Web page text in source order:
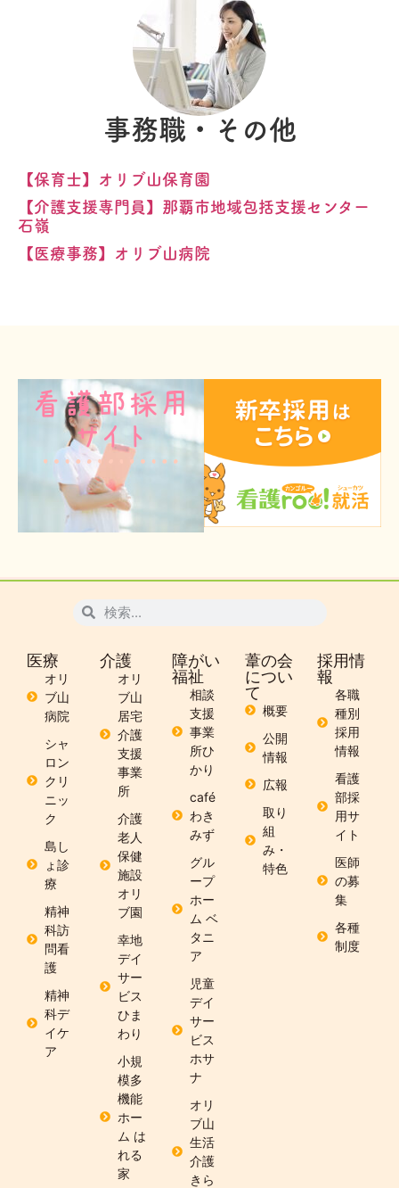
事務職・その他
【保育士】オリブ山保育園
【介護支援専門員】那覇市地域包括支援センター
石嶺
【医療事務】オリブ山病院
看護部採用
サイト
医療
オリ
ブ山
病院
シャ
ロン
クリ
ニッ
ク
島し
ょ診
療
精神
科訪
問看
護
精神
科デ
イケ
ア
介護
オリ
ブ山
居宅
介護
支援
事業
所
介護
老人
保健
施設
オリ
ブ園
幸地
デイ
サー
ビス
ひま
わり
小規
模多
機能
ホー
ム は
れる
家
障がい
福祉
相談
支援
事業
所ひ
かり
café
わき
みず
グル
ープ
ホー
ム ベ
タニ
ア
児童
デイ
サー
ビス
ホサ
ナ
オリ
ブ山
生活
介護
きら
葦の会
につい
て
概要
公開
情報
広報
取り
組
み・
特色
採用情
報
各職
種別
採用
情報
看護
部採
用サ
イト
医師
の募
集
各種
制度